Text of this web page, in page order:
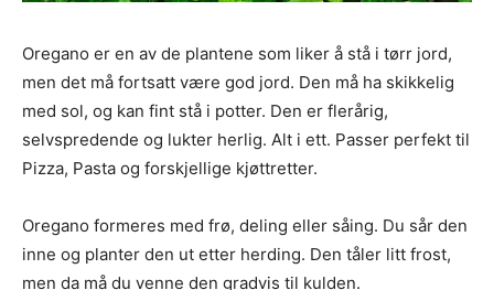
Oregano er en av de plantene som liker å stå i tørr jord,
men det må fortsatt være god jord. Den må ha skikkelig
med sol, og kan fint stå i potter. Den er flerårig,
selvspredende og lukter herlig. Alt i ett. Passer perfekt til
Pizza, Pasta og forskjellige kjøttretter.
Oregano formeres med frø, deling eller såing. Du sår den
inne og planter den ut etter herding. Den tåler litt frost,
men da må du venne den gradvis til kulden.